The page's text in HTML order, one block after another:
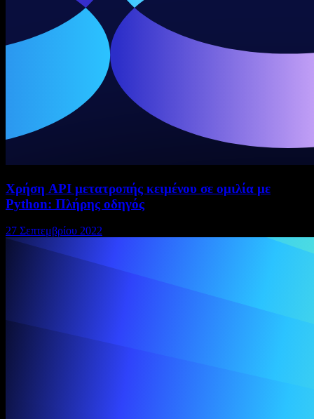
Χρήση API μετατροπής κειμένου σε ομιλία με
Python: Πλήρης οδηγός
27 Σεπτεμβρίου 2022